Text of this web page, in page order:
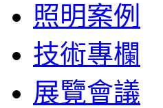
照明案例
技術專欄
展覽會議